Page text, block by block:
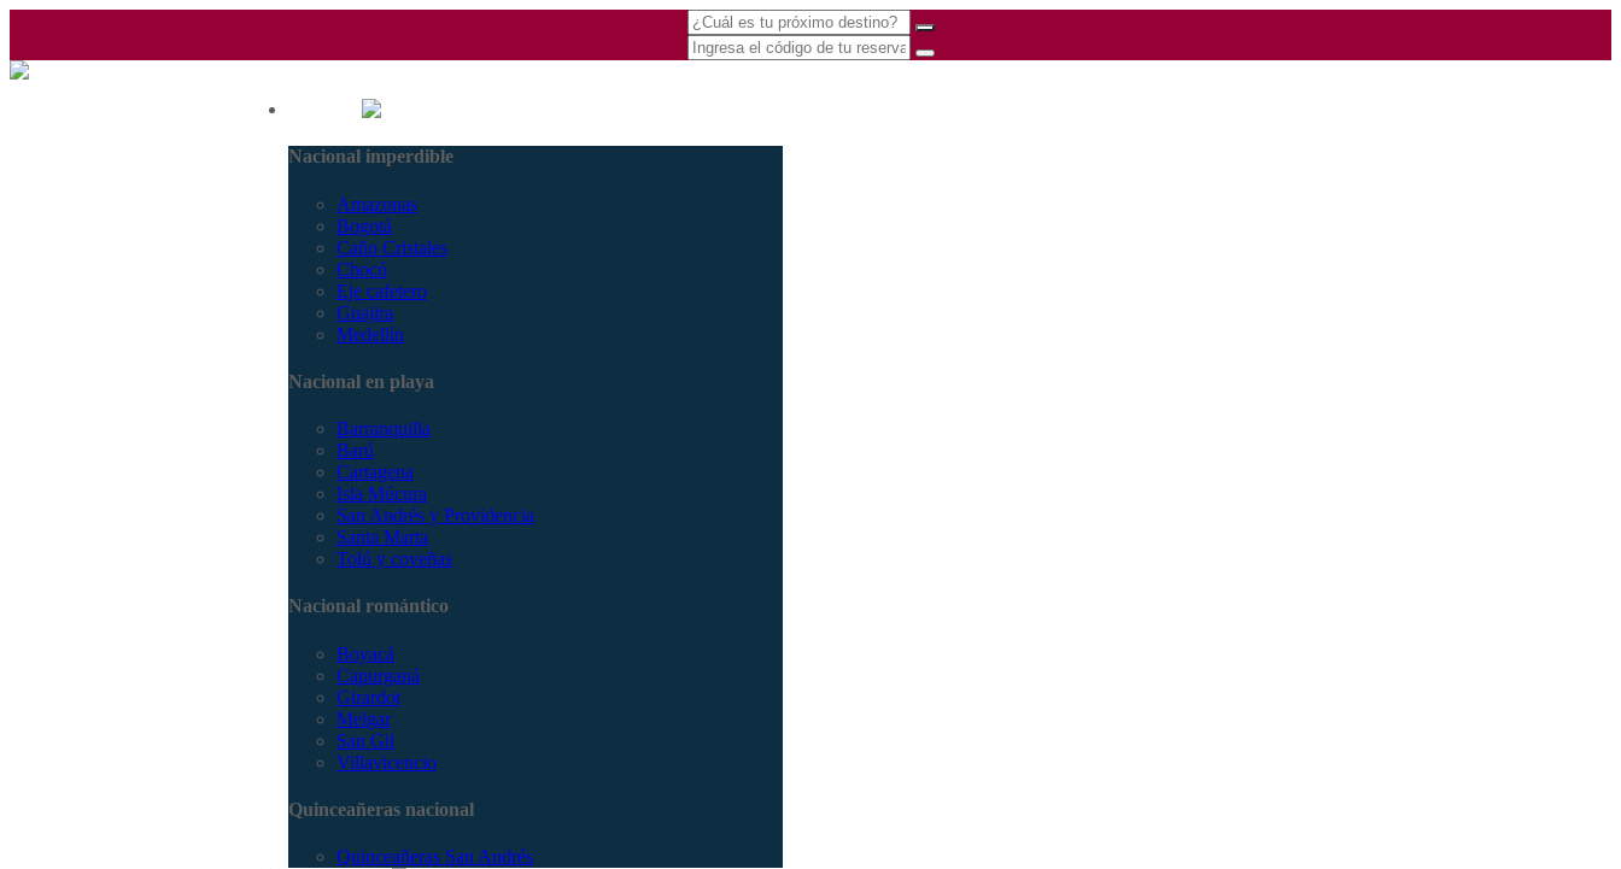
Nacional imperdible
Amazonas
Bogotá
Caño Cristales
Chocó
Eje cafetero
Guajira
Medellín
Nacional en playa
Barranquilla
Barú
Cartagena
Isla Múcura
San Andrés y Providencia
Santa Marta
Tolú y coveñas
Nacional romántico
Boyacá
Capurganá
Girardot
Melgar
San Gil
Villavicencio
Quinceañeras nacional
Quinceañeras San Andrés